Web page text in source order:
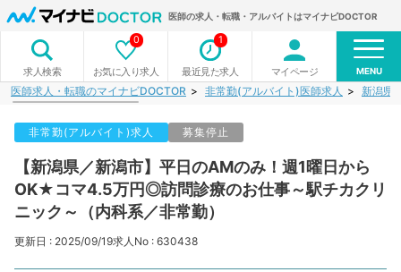
医師の求人・転職・アルバイトはマイナビDOCTOR
求人検索 お気に入り求人
0
最近見た求人
1
マイページ MENU
医師求人・転職のマイナビDOCTOR 非常勤(アルバイト)医師求人 新潟県
非常勤(アルバイト)求人 募集停止
【新潟県／新潟市】平日のAMのみ！週1曜日から
OK★コマ4.5万円◎訪問診療のお仕事～駅チカクリ
ニック～（内科系／非常勤）
更新日 : 2025/09/19求人No : 630438